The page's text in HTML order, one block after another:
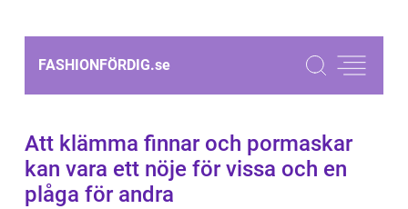
FASHIONFÖRDIG.se
Att klämma finnar och pormaskar
kan vara ett nöje för vissa och en
plåga för andra